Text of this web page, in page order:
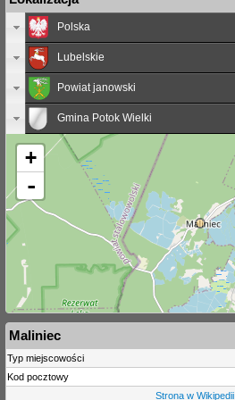
Polska
Lubelskie
Powiat janowski
Gmina Potok Wielki
+
-
Maliniec
Typ miejscowości
Kod pocztowy
Strona w Wikipedii